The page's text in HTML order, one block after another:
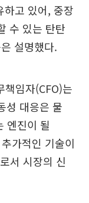
하고 있어, 중장
수 있는 탄탄
설명했다.
책임자(CFO)는
성 대응은 물
엔진이 될
가적인 기술이
서 시장의 신